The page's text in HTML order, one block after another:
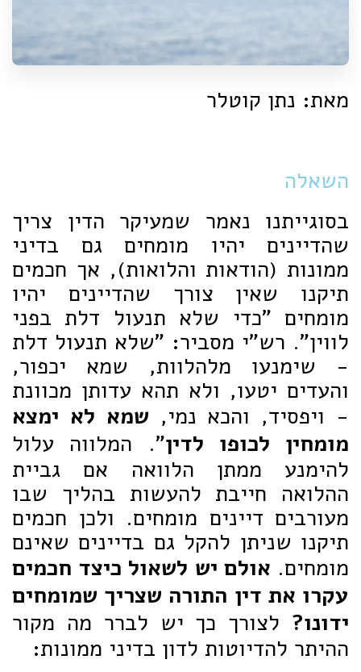
מאת: נתן קוטלר
השאלה
בסוגייתנו נאמר שמעיקר הדין צריך
שהדיינים יהיו מומחים גם בדיני
ממונות (הודאות והלואות), אך חכמים
תיקנו שאין צורך שהדיינים יהיו
מומחים "כדי שלא תנעול דלת בפני
לווין". רש"י מסביר: "שלא תנעול דלת
- שימנעו מלהלוות, שמא יכפור,
והעדים יטעו, ולא תהא עדותן מכוונת
- ויפסיד, והכא נמי, שמא לא ימצא
מומחין לכופו לדין". המלווה עלול
להימנע ממתן הלוואה אם גביית
ההלואה חייבת להעשות בהליך שבו
מעורבים דיינים מומחים. ולכן חכמים
תיקנו שניתן להקל גם בדיינים שאינם
מומחים. אולם יש לשאול כיצד חכמים
עקרו את דין התורה שצריך שמומחים
ידונו? לצורך כך יש לברר מה מקור
ההיתר להדיוטות לדון בדיני ממונות: